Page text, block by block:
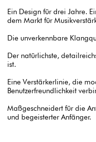
Ein Design für drei Jahre.
dem Markt für
Die unverkennbare
Der natürlichste,
ist.
Eine Verstärkerlinie, die
Benutzerfreundlichkeit
Maßgeschneidert für die
und begeisterter Anfänger.